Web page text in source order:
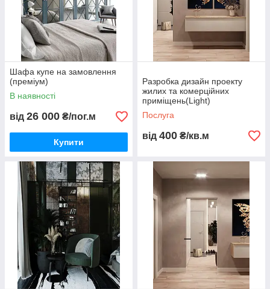
Шафа купе на замовлення
(преміум)
В наявності
від 26 000 ₴/пог.м
Купити
Разробка дизайн проекту
жилих та комерційних
приміщень(Light)
Послуга
від 400 ₴/кв.м